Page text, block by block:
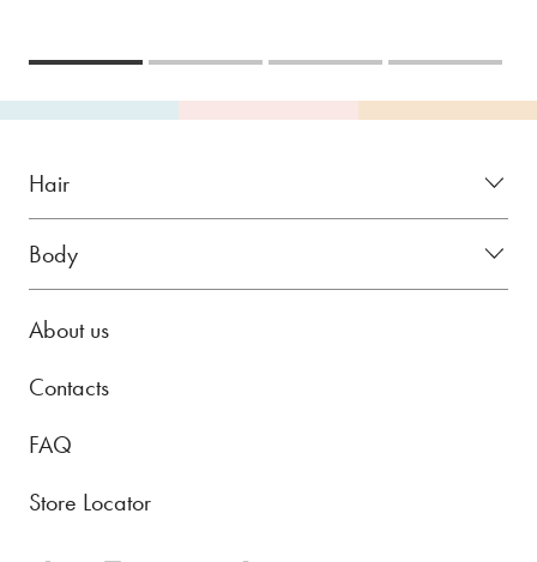
Hair
Body
About us
Contacts
FAQ
Store Locator